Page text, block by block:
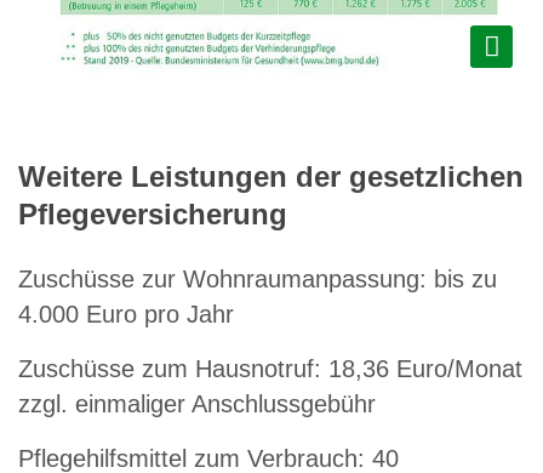
Weitere Leistungen der gesetzlichen
Pflegeversicherung
Zuschüsse zur Wohnraumanpassung: bis zu
4.000 Euro pro Jahr
Zuschüsse zum Hausnotruf: 18,36 Euro/Monat
zzgl. einmaliger Anschlussgebühr
Pflegehilfsmittel zum Verbrauch: 40